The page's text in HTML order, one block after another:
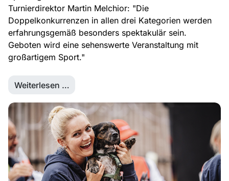
Turnierdirektor Martin Melchior: "Die
Doppelkonkurrenzen in allen drei Kategorien werden
erfahrungsgemäß besonders spektakulär sein.
Geboten wird eine sehenswerte Veranstaltung mit
großartigem Sport."
Weiterlesen …